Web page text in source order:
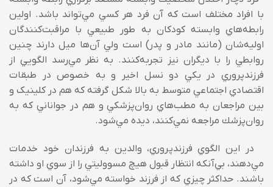
با افراد مختلف است كه آن فرد هر كسي مي‌‌تواند باشد. اولين
رابطه‌هاي وابسته کودکان به طور طبيعي با مراقبت‌کنندگان
اوليه‌شان (مانند مادر و پدر) است ولي آن‌ها ميل دارند چنين
روابطي را با ديگران نيز تجربه‌کنند. به نظر مي‌‌رسد الگويي از
فرزندپروري در يکي دو نسل اخير و به خصوص در طبقات
اقتصادي‌ اجتماعي متوسط به بالا شکل گرفته که هم در کلينيک و
بين مراجعان به مطب‌هاي روان‌پزشکي و هم در جواناني كه به
روان‌پزشك مراجعه نمي‌‌كنند، ديده مي‌‌شود.
در اين الگوي فرزندپروري، والدين به فرزندان خود خدمات
مي‌‌دهند، بي‌آنکه انتظار قبول هيچ مسووليتي را از سوي او داشته
باشند. حداکثر چيزي که از فرزند خواسته مي‌‌شود، آن است که در